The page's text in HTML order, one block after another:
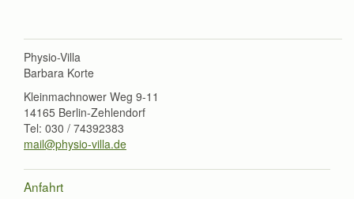
Physio-Villa
Barbara Korte
Kleinmachnower Weg 9-11
14165 Berlin-Zehlendorf
Tel: 030 / 74392383
mail@physio-villa.de
Anfahrt